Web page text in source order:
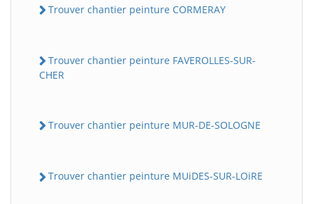
Trouver chantier peinture CORMERAY
Trouver chantier peinture FAVEROLLES-SUR-
CHER
Trouver chantier peinture MUR-DE-SOLOGNE
Trouver chantier peinture MUiDES-SUR-LOiRE